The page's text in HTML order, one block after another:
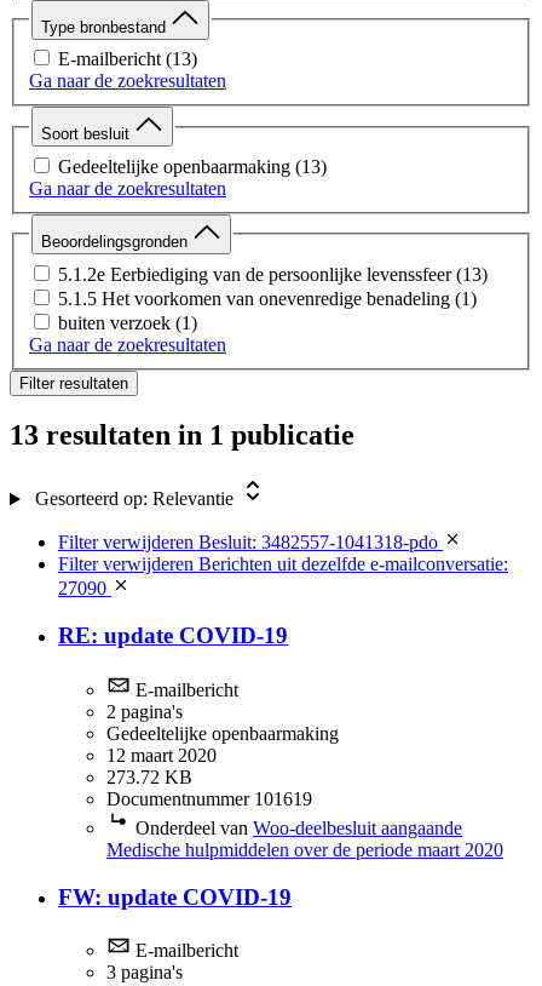
Type bronbestand
E-mailbericht (13)
Ga naar de zoekresultaten
Soort besluit
Gedeeltelijke openbaarmaking (13)
Ga naar de zoekresultaten
Beoordelingsgronden
5.1.2e Eerbiediging van de persoonlijke levenssfeer (13)
5.1.5 Het voorkomen van onevenredige benadeling (1)
buiten verzoek (1)
Ga naar de zoekresultaten
Filter resultaten
13 resultaten in 1 publicatie
Gesorteerd op: Relevantie
Filter verwijderen Besluit: 3482557-1041318-pdo
Filter verwijderen Berichten uit dezelfde e-mailconversatie:
27090
RE: update COVID-19
E-mailbericht
2 pagina's
Gedeeltelijke openbaarmaking
12 maart 2020
273.72 KB
Documentnummer 101619
Onderdeel van Woo-deelbesluit aangaande
Medische hulpmiddelen over de periode maart 2020
FW: update COVID-19
E-mailbericht
3 pagina's